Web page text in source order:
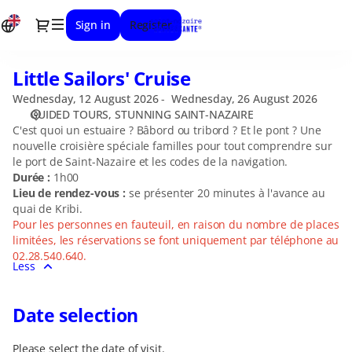
Dialog
Sign in Register
selection
NAZAIRE
19.08.2026
11:00
Little
Sailors'
Cruise]
Stunning
Saint-
Little
Sailors'
Cruise
Little Sailors' Cruise
Wednesday, 12 August 2026
Wednesday, 26 August 2026
GUIDED TOURS STUNNING SAINT-NAZAIRE
C'est quoi un estuaire ? Bâbord ou tribord ? Et le pont ? Une
nouvelle croisière spéciale familles pour tout comprendre sur
le port de Saint-Nazaire et les codes de la navigation.
Durée : 1h00
Lieu de rendez-vous : se présenter 20 minutes à l'avance au
quai de Kribi.
Pour les personnes en fauteuil, en raison du nombre de places
limitées, les réservations se font uniquement par téléphone au
02.28.540.640.
Less
Date selection
Please select the date of visit.